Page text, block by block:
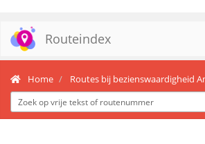
Routeindex
Home Routes bij bezienswaardigheid